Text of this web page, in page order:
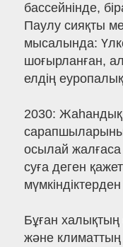
бассейнінде,
Паулу сияқты
мысалында:
шоғырланған, ал
елдің
2030: Жаһандық
осылай
суға деген
Бұған халықтың
және климаттың